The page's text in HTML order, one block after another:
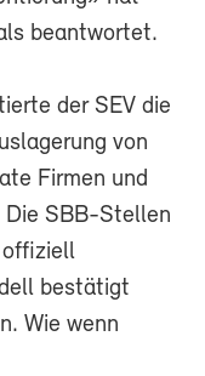
beantwortet.
der SEV die
von
Firmen und
SBB-Stellen
offiziell
bestätigt
Wie wenn